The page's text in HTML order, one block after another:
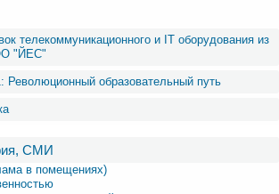
телекоммуникационного и IT оборудования из
"ЙЕС"
образовательный путь
СМИ
в помещениях)